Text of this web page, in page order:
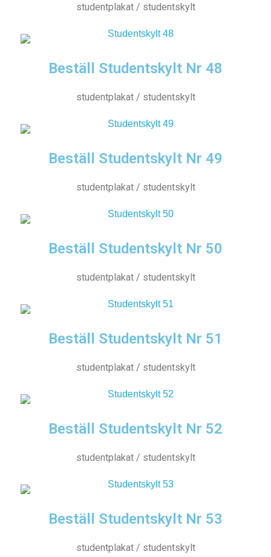
studentplakat / studentskylt
Beställ Studentskylt Nr 48
studentplakat / studentskylt
Beställ Studentskylt Nr 49
studentplakat / studentskylt
Beställ Studentskylt Nr 50
studentplakat / studentskylt
Beställ Studentskylt Nr 51
studentplakat / studentskylt
Beställ Studentskylt Nr 52
studentplakat / studentskylt
Beställ Studentskylt Nr 53
studentplakat / studentskylt